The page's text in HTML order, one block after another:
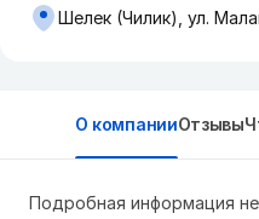
Шелек (Чилик), ул.
О компанииОтзывы
Подробная информация